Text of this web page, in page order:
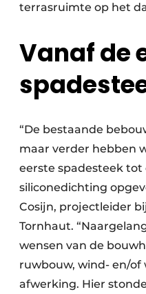
terrasruimte op het
Vanaf de
“De bestaande
maar verder hebben
eerste spadesteek tot
siliconedichting
Cosijn, projectleider
Tornhaut.
wensen van de
ruwbouw, wind- en/
afwerking. Hier